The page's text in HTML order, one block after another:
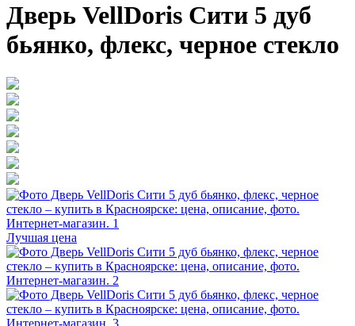
Дверь VellDoris Сити 5 дуб
бьянко, флекс, черное стекло
Лучшая цена